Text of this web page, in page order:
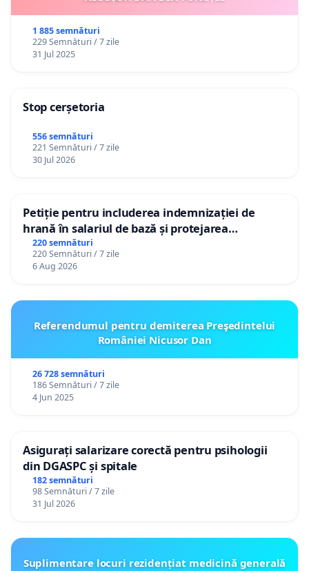
1 885 semnături
229 Semnături / 7 zile
31 Jul 2025
Stop cerșetoria
556 semnături
221 Semnături / 7 zile
30 Jul 2026
Petiție pentru includerea indemnizației de
hrană în salariul de bază și protejarea
gradațiilor de vechime pentru asistenții
personali
220 semnături
220 Semnături / 7 zile
6 Aug 2026
Referendumul pentru demiterea Preşedintelui
României Nicusor Dan
26 728 semnături
186 Semnături / 7 zile
4 Jun 2025
Asigurați salarizare corectă pentru psihologii
din DGASPC și spitale
182 semnături
98 Semnături / 7 zile
31 Jul 2026
Suplimentare locuri rezidențiat medicină generală